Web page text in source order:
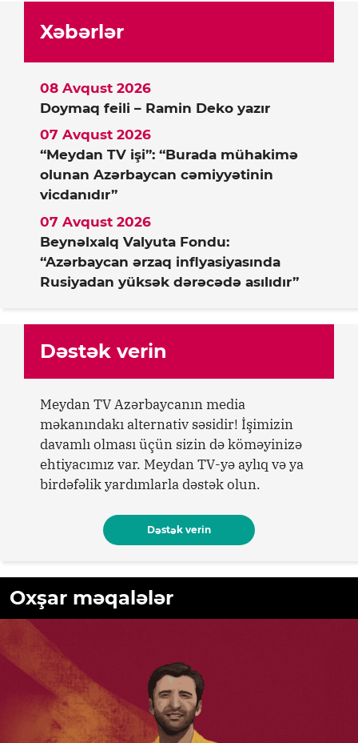
Xəbərlər
Doymaq feili – Ramin Deko yazır
08 Avqust 2026
“Meydan TV işi”: “Burada mühakimə
olunan Azərbaycan cəmiyyətinin
vicdanıdır”
07 Avqust 2026
Beynəlxalq Valyuta Fondu:
“Azərbaycan ərzaq inflyasiyasında
Rusiyadan yüksək dərəcədə asılıdır”
07 Avqust 2026
Dəstək verin
Meydan TV Azərbaycanın media
məkanındakı alternativ səsidir! İşimizin
davamlı olması üçün sizin də köməyinizə
ehtiyacımız var. Meydan TV-yə aylıq və ya
birdəfəlik yardımlarla dəstək olun.
Dəstək verin
Oxşar məqalələr